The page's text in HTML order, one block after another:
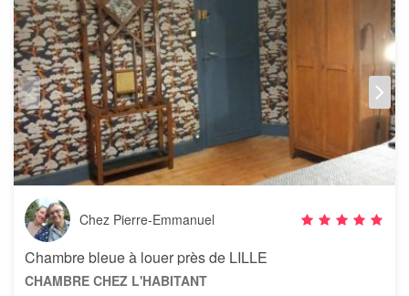
Chez Pierre-Emmanuel
Chambre bleue à louer près de LILLE
CHAMBRE CHEZ L'HABITANT